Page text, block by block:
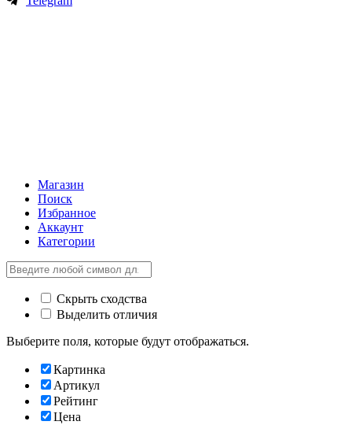
Магазин
Поиск
Избранное
Аккаунт
Категории
Скрыть сходства
Выделить отличия
Выберите поля, которые будут отображаться.
Картинка
Артикул
Рейтинг
Цена